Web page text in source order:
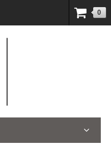
臨床経験＆知識の豊富なナチュ
ュラルグッズをお届けします！
0